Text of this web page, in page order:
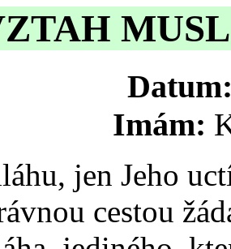
Imám:
jen Jeho
cestou